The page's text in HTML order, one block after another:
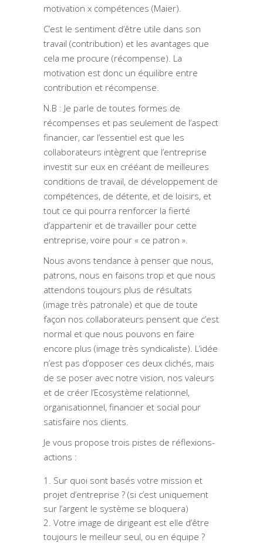
motivation x compétences (Maier).
C’est le sentiment d’être utile dans son
travail (contribution) et les avantages que
cela me procure (récompense). La
motivation est donc un équilibre entre
contribution et récompense.
N.B : Je parle de toutes formes de
récompenses et pas seulement de l’aspect
financier, car l’essentiel est que les
collaborateurs intègrent que l’entreprise
investit sur eux en crééant de meilleures
conditions de travail, de développement de
compétences, de détente, et de loisirs, et
tout ce qui pourra renforcer la fierté
d’appartenir et de travailler pour cette
entreprise, voire pour « ce patron ».
Nous avons tendance à penser que nous,
patrons, nous en faisons trop et que nous
attendons toujours plus de résultats
(image très patronale) et que de toute
façon nos collaborateurs pensent que c’est
normal et que nous pouvons en faire
encore plus (image très syndicaliste). L’idée
n’est pas d’opposer ces deux clichés, mais
de se poser avec notre vision, nos valeurs
et de créer l’Ecosystème relationnel,
organisationnel, financier et social pour
satisfaire nos clients.
Je vous propose trois pistes de réflexions-
actions :
Sur quoi sont basés votre mission et
projet d’entreprise ? (si c’est uniquement
sur l’argent le système se bloquera)
Votre image de dirigeant est elle d’être
toujours le meilleur seul, ou en équipe ?